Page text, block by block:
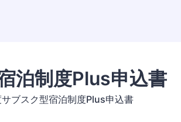
泊制度Plus申込書
ブスク型宿泊制度Plus申込書